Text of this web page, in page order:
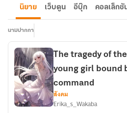
นิยาย เว็บตูน อีบุ๊ก คอลเล็กชั
นามปากกา
The tragedy of
young girl bound
command
สังคม
Erika_s_Wakaba